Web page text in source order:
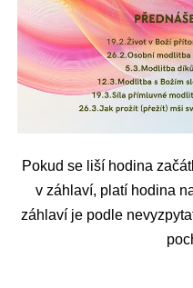
Pokud se liší hodina
v záhlaví, platí hodina
záhlaví je podle